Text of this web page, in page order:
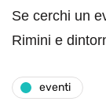
Se cerchi un
Rimini e
eventi